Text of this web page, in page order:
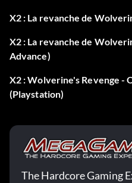
X2 : La revanche de
X2 : La revanche de
Advance)
X2 : Wolverine's Revenge -
(Playstation)
The Hardcore Gaming